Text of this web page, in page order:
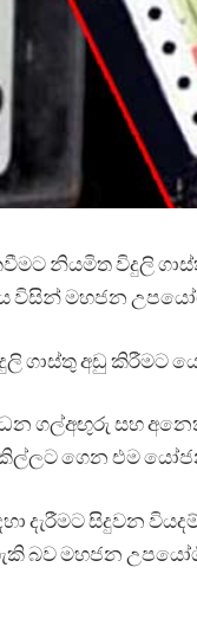
නියමිත විදුලි
විසින් මහජන
අඩු කිරීමට
ගල්අඟුරු සහ
ගෙන එම
දැරීමට සිදුවන
බව මහජන